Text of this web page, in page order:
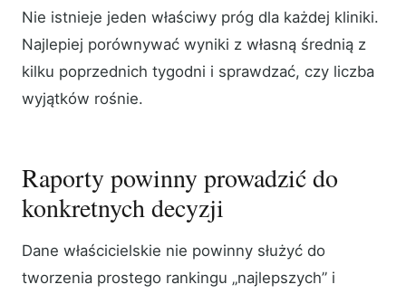
Nie istnieje jeden właściwy próg dla każdej kliniki.
Najlepiej porównywać wyniki z własną średnią z
kilku poprzednich tygodni i sprawdzać, czy liczba
wyjątków rośnie.
Raporty powinny prowadzić do
konkretnych decyzji
Dane właścicielskie nie powinny służyć do
tworzenia prostego rankingu „najlepszych” i